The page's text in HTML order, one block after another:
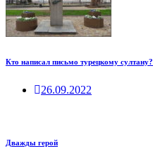
Кто написал письмо турецкому султану?
26.09.2022
Дважды герой